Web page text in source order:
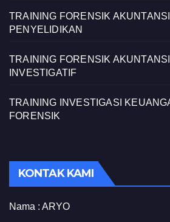
TRAINING FORENSIK
PENYELIDIKAN
TRAINING FORENSIK
INVESTIGATIF
TRAINING INVESTIGASI
FORENSIK
KONTAK KAMI
Nama : ARYO